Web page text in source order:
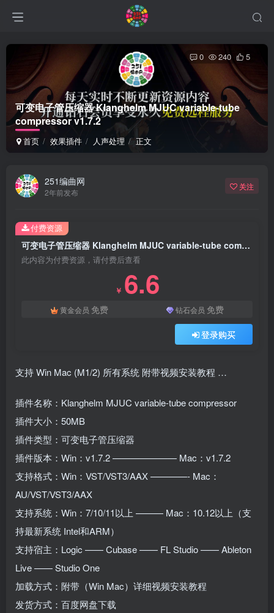
可变电子管压缩器 Klanghelm MJUC variable-tube
compressor v1.7.2
首页 效果插件 人声处理 正文
0 240 5
251编曲网
2年前发布
关注
可变电子管压缩器 Klanghelm MJUC variable-tube compressor v1.7.2
此内容为付费资源，请付费后查看
￥ 6.6
黄金会员 免费 钻石会员 免费
登录购买
付费资源
支持 Win Mac (M1/2) 所有系统 附带视频安装教程 …
插件名称：Klanghelm MJUC variable-tube compressor
插件大小：50MB
插件类型：可变电子管压缩器
插件版本：Win：v1.7.2 ——————— Mac：v1.7.2
支持格式：Win：VST/VST3/AAX ————- Mac：
AU/VST/VST3/AAX
支持系统：Win：7/10/11以上 ——— Mac：10.12以上（支
持最新系统 Intel和ARM）
支持宿主：Logic —— Cubase —— FL Studio —— Ableton
Live —— Studio One
加载方式：附带（Win Mac）详细视频安装教程
发货方式：百度网盘下载